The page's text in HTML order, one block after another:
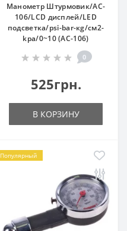
Манометр Штурмовик/AC-
106/LCD дисплей/LED
подсветка/psi-bar-кg/см2-
kpa/0~10 (АС-106)
0
525грн.
В КОРЗИНУ
Популярный